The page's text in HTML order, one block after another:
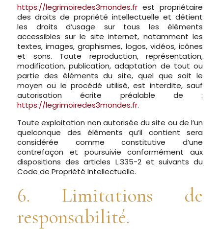
https://legrimoiredes3mondes.fr est propriétaire
des droits de propriété intellectuelle et détient
les droits d’usage sur tous les éléments
accessibles sur le site internet, notamment les
textes, images, graphismes, logos, vidéos, icônes
et sons. Toute reproduction, représentation,
modification, publication, adaptation de tout ou
partie des éléments du site, quel que soit le
moyen ou le procédé utilisé, est interdite, sauf
autorisation écrite préalable de :
https://legrimoiredes3mondes.fr.
Toute exploitation non autorisée du site ou de l’un
quelconque des éléments qu’il contient sera
considérée comme constitutive d’une
contrefaçon et poursuivie conformément aux
dispositions des articles L.335-2 et suivants du
Code de Propriété Intellectuelle.
6. Limitations de
responsabilité.